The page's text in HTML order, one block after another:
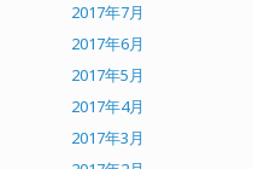
2017年7月
2017年6月
2017年5月
2017年4月
2017年3月